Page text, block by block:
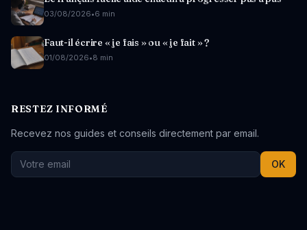
03/08/2026•6 min
Faut-il écrire « je fais » ou « je fait » ?
01/08/2026•8 min
RESTEZ INFORMÉ
Recevez nos guides et conseils directement par email.
OK